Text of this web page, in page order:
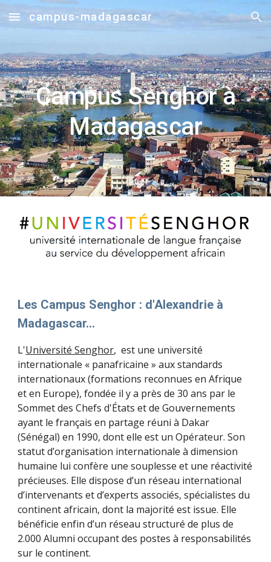
Skip to main content Skip to navigation
campus-madagascar
Campus Senghor à
Madagascar
Les Campus Senghor : d'Alexandrie à
Madagascar...
L'Université Senghor, est une université
internationale « panafricaine » aux standards
internationaux (formations reconnues en Afrique
et en Europe), fondée il y a près de 30 ans par le
Sommet des Chefs d'États et de Gouvernements
ayant le français en partage réuni à Dakar
(Sénégal) en 1990, dont elle est un Opérateur. Son
statut d’organisation internationale à dimension
humaine lui confère une souplesse et une réactivité
précieuses. Elle dispose d’un réseau international
d’intervenants et d’experts associés, spécialistes du
continent africain, dont la majorité est issue. Elle
bénéficie enfin d’un réseau structuré de plus de
2.000 Alumni occupant des postes à responsabilités
sur le continent.